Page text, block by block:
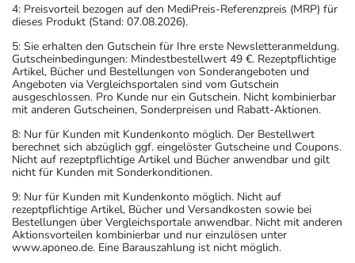
4: Preisvorteil bezogen auf den MediPreis-Referenzpreis (MRP) für
dieses Produkt (Stand: 07.08.2026).
5: Sie erhalten den Gutschein für Ihre erste Newsletteranmeldung.
Gutscheinbedingungen: Mindestbestellwert 49 €. Rezeptpflichtige
Artikel, Bücher und Bestellungen von Sonderangeboten und
Angeboten via Vergleichsportalen sind vom Gutschein
ausgeschlossen. Pro Kunde nur ein Gutschein. Nicht kombinierbar
mit anderen Gutscheinen, Sonderpreisen und Rabatt-Aktionen.
8: Nur für Kunden mit Kundenkonto möglich. Der Bestellwert
berechnet sich abzüglich ggf. eingelöster Gutscheine und Coupons.
Nicht auf rezeptpflichtige Artikel und Bücher anwendbar und gilt
nicht für Kunden mit Sonderkonditionen.
9: Nur für Kunden mit Kundenkonto möglich. Nicht auf
rezeptpflichtige Artikel, Bücher und Versandkosten sowie bei
Bestellungen über Vergleichsportale anwendbar. Nicht mit anderen
Aktionsvorteilen kombinierbar und nur einzulösen unter
www.aponeo.de. Eine Barauszahlung ist nicht möglich.